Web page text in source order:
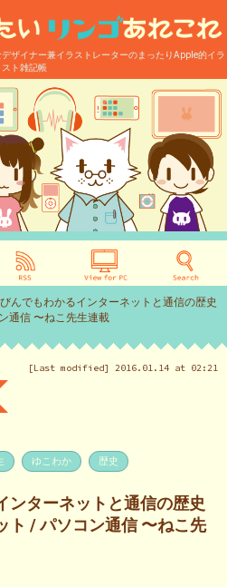
ザイナー兼イラストレーターのまったりApple的イラ
スト雑記帳
びんでもわかるインターネットと通信の歴史
通信 〜ねこ先生連載
[Last modified] 2016.01.14 at 02:21
ゆこわか 歴史
ンターネットと通信の歴史
/ パソコン通信 〜ねこ先